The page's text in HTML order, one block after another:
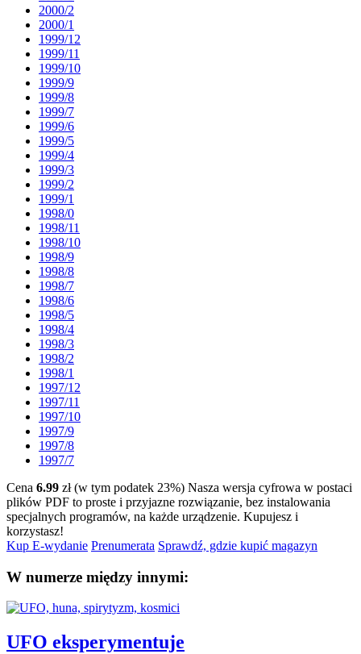
2000/2
2000/1
1999/12
1999/11
1999/10
1999/9
1999/8
1999/7
1999/6
1999/5
1999/4
1999/3
1999/2
1999/1
1998/0
1998/11
1998/10
1998/9
1998/8
1998/7
1998/6
1998/5
1998/4
1998/3
1998/2
1998/1
1997/12
1997/11
1997/10
1997/9
1997/8
1997/7
Cena 6.99 zł (w tym podatek 23%) Nasza wersja cyfrowa w postaci
plików PDF to proste i przyjazne rozwiązanie, bez instalowania
specjalnych programów, na każde urządzenie. Kupujesz i
korzystasz!
Kup E-wydanie Prenumerata Sprawdź, gdzie kupić magazyn
W numerze między innymi:
UFO eksperymentuje